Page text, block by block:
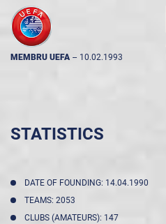
MEMBRU UEFA -- 10.02.1993
STATISTICS
DATE OF FOUNDING: 14.04.1990
TEAMS: 2053
CLUBS (AMATEURS): 147